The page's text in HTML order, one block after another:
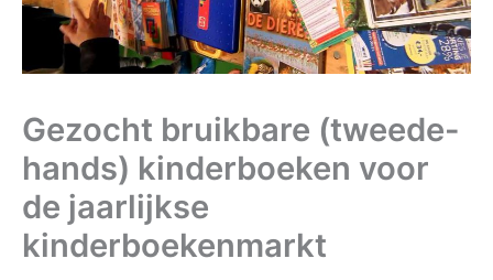
Gezocht bruikbare (tweede-
hands) kinderboeken voor
de jaarlijkse
kinderboekenmarkt